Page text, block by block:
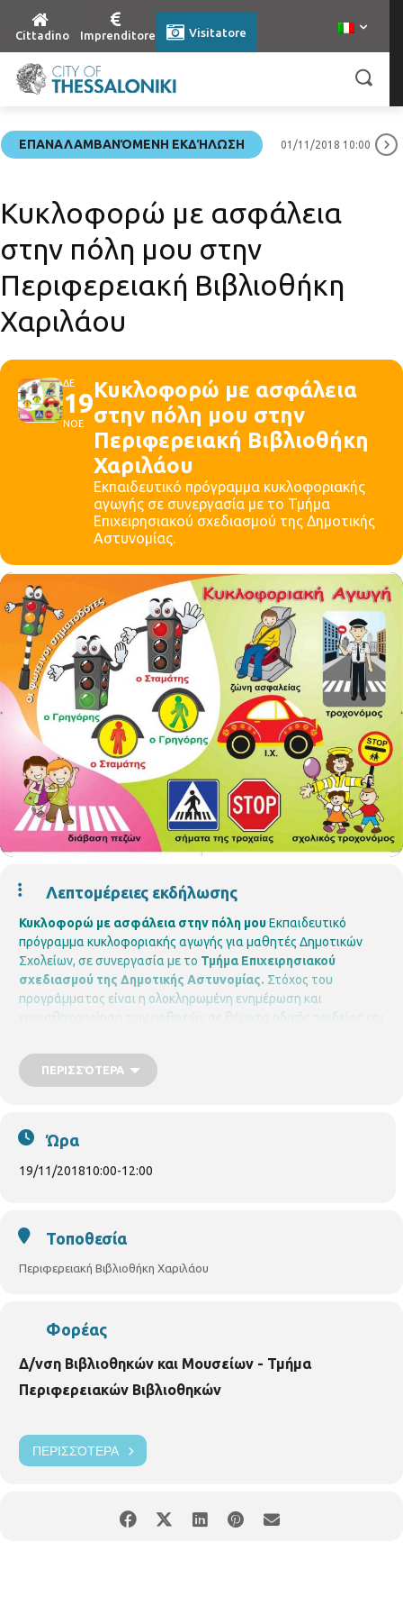
Cittadino Imprenditore Visitatore
ΕΠΑΝΑΛΑΜΒΑΝΌΜΕΝΗ ΕΚΔΉΛΩΣΗ 01/11/2018 10:00
Κυκλοφορώ με ασφάλεια
στην πόλη μου στην
Περιφερειακή Βιβλιοθήκη
Χαριλάου
ΔΕ
19
ΝΟΕ
Κυκλοφορώ με ασφάλεια
στην πόλη μου στην
Περιφερειακή Βιβλιοθήκη
Χαριλάου
Εκπαιδευτικό πρόγραμμα κυκλοφοριακής
αγωγής σε συνεργασία με το Τμήμα
Επιχειρησιακού σχεδιασμού της Δημοτικής
Αστυνομίας.
Λεπτομέρειες εκδήλωσης
Κυκλοφορώ με ασφάλεια στην πόλη μουΕκπαιδευτικό
πρόγραμμα κυκλοφοριακής αγωγής για μαθητές Δημοτικών
Σχολείων, σε συνεργασία με το Τμήμα Επιχειρησιακού
σχεδιασμού της Δημοτικής Αστυνομίας. Στόχος του
προγράμματος είναι η ολοκληρωμένη ενημέρωση και
ευαισθητοποίηση των μαθητών σε θέματα οδικής παιδείας και
πρόγραμμα επιμελούνται & παρουσιάζουν οι
Αστυνομικοί Γκουτίδου Κωνσταντίνα & Ταχτεβρενίδου
324666
https://thessaloniki.gr/locations/βιβλιοθήκη-χαριλάου/
https://www.facebook.com/perifereiakivivliothikixarilaou?ref=hl
ΠΕΡΙΣΣΌΤΕΡΑ
Ώρα
19/11/201810:00-12:00
Τοποθεσία
Περιφερειακή Βιβλιοθήκη Χαριλάου
Φορέας
Δ/νση Βιβλιοθηκών και Μουσείων - Τμήμα
Περιφερειακών Βιβλιοθηκών
ΠΕΡΙΣΣΌΤΕΡΑ